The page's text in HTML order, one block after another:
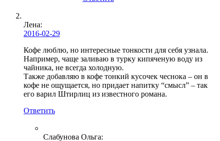
Лена:
2016-02-29
Кофе люблю, но интересные тонкости для себя узнала.
Например, чаще заливаю в турку кипяченую воду из
чайника, не всегда холодную.
Также добавляю в кофе тонкий кусочек чеснока – он в
кофе не ощущается, но придает напитку “смысл” – так
его варил Штирлиц из известного романа.
Ответить
Слабунова Ольга: